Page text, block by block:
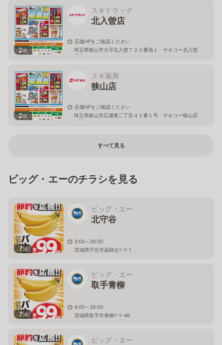
2枚
スギドラッグ
北入曽店
店舗HPをご確認ください
埼玉県狭山市大字北入曽７２０番地１ ヤオコー北入曽
店内
2枚
スギ薬局
狭山店
店舗HPをご確認ください
埼玉県狭山市広瀬東二丁目４１番１号 ヤオコー狭山店
２階
すべて見る
ビッグ・エーのチラシを見る
7枚
ビッグ・エー
北守谷
3:00～26:00
茨城県守谷市薬師台1-1-1
7枚
ビッグ・エー
取手青柳
4:00～26:00
茨城県取手市青柳1-1-46
ビッグ・エー